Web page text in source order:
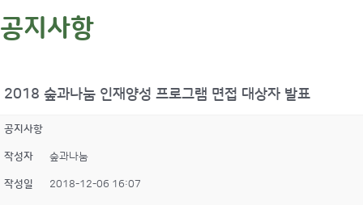
공지사항
2018 숲과나눔 인재양성 프로그램 면접 대상자 발표
공지사항
작성자 숲과나눔
작성일 2018-12-06 16:07